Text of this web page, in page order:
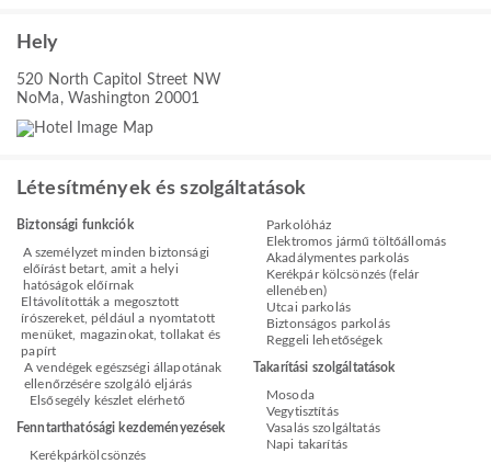
Hely
520 North Capitol Street NW
NoMa, Washington 20001
Létesítmények és szolgáltatások
Biztonsági funkciók
A személyzet minden biztonsági
előírást betart, amit a helyi
hatóságok előírnak
Eltávolították a megosztott
írószereket, például a nyomtatott
menüket, magazinokat, tollakat és
papírt
A vendégek egészségi állapotának
ellenőrzésére szolgáló eljárás
Elsősegély készlet elérhető
Fenntarthatósági kezdeményezések
Kerékpárkölcsönzés
Parkolóház
Elektromos jármű töltőállomás
Akadálymentes parkolás
Kerékpár kölcsönzés (felár
ellenében)
Utcai parkolás
Biztonságos parkolás
Reggeli lehetőségek
Takarítási szolgáltatások
Mosoda
Vegytisztítás
Vasalás szolgáltatás
Napi takarítás